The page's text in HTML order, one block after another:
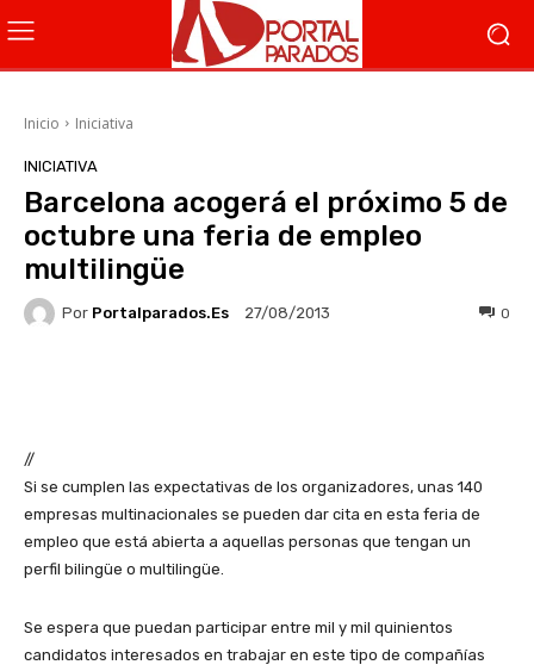
Inicio Iniciativa
INICIATIVA
Barcelona acogerá el próximo 5 de
octubre una feria de empleo
multilingüe
Por Portalparados.es 27/08/2013 0
//
Si se cumplen las expectativas de los organizadores, unas 140
empresas multinacionales se pueden dar cita en esta feria de
empleo que está abierta a aquellas personas que tengan un
perfil bilingüe o multilingüe.
Se espera que puedan participar entre mil y mil quinientos
candidatos interesados en trabajar en este tipo de compañías